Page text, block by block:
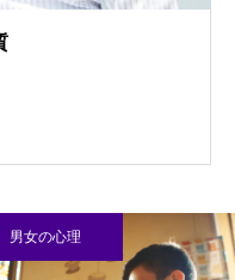
男女の心理